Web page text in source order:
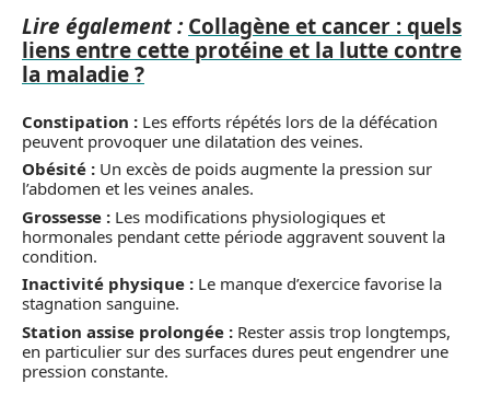
Lire également : Collagène et cancer : quels
liens entre cette protéine et la lutte contre
la maladie ?
Constipation : Les efforts répétés lors de la défécation
peuvent provoquer une dilatation des veines.
Obésité : Un excès de poids augmente la pression sur
l’abdomen et les veines anales.
Grossesse : Les modifications physiologiques et
hormonales pendant cette période aggravent souvent la
condition.
Inactivité physique : Le manque d’exercice favorise la
stagnation sanguine.
Station assise prolongée : Rester assis trop longtemps,
en particulier sur des surfaces dures peut engendrer une
pression constante.